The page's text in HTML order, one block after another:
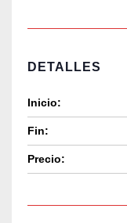
DETALLES
Inicio:
Fin:
Precio: